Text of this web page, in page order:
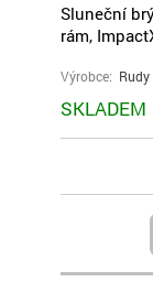
Sluneční
rám,
Výrobce:
SKLADEM